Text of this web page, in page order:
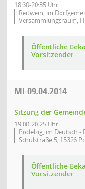
18:30-20:35 Uhr
Reitwein, im
Versammlungsraum,
Öffentliche
Vorsitzender
MI 09.04.2014
Sitzung der
19:00-20:25 Uhr
Podelzig, im Deutsch
Schulstraße 5, 15326
Öffentliche
Vorsitzender